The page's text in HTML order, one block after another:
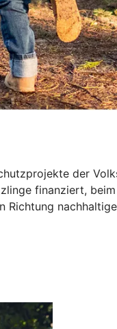
der
finanziert,
Richtung